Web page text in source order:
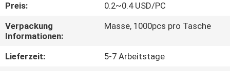
QUALITÄTSKONTROLLE
TRETEN
Preis:
0.2~0.4 USD/PC
Verpackung
Informationen:
Masse, 1000pcs pro Tasche
Lieferzeit:
5-7 Arbeitstage